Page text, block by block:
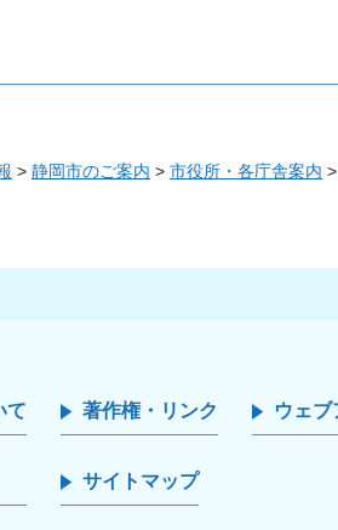
> 静岡市のご案内 > 市役所・各庁舎案内 >
て 著作権・リンク ウェ
サイトマップ